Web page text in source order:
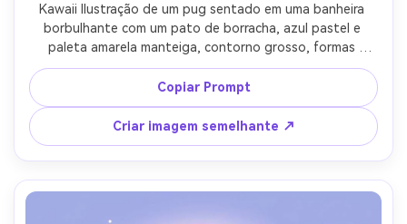
Kawaii Ilustração de um pug sentado em uma banheira
borbulhante com um pato de borracha, azul pastel e
paleta amarela manteiga, contorno grosso, formas
arredondadas macias, olhos brilhantes e bochechas
rubor, fundo azulejado simples, brincalhão spa-dia vibe,
estilo de arte fofo polido, lente de 85mm, profundidade
de campo rasa, iluminação cinematográfica suave-AR 4:5
Copiar Prompt
Criar imagem semelhante ↗